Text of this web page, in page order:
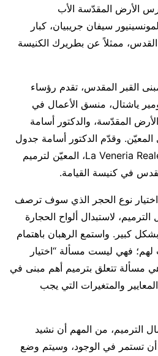
الأرض المقدّسة الأب
سيفان جريبيان، كبار
ممثلاً عن بطريرك الكنيسة
القبر المقدس، تقدم رؤساء
ياشتال، منسق الأعمال في
المقدّسة، والدكتور أسامة
وقدّم الدكتور أسامة جدول
الأعمال، الذي أعدّه فريق La Veneria Reale، المعيّن لترميم
في كنيسة القيامة.
اختيار نوع الحجر الذي سوف ترصف
لاستبدال ألواح الحجارة
كبير. واستمع الرهبان باهتمام
فهي ليست مسألة “اختيار
مسألة تتعلق بترميم أهم مبنى في
والمتغيرات التي يجب
الترميم، من المهم أن نشيد
تستمر في الوجود، وسيتم وضع